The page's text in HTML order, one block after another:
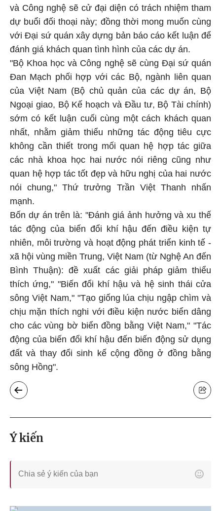
và Công nghệ sẽ cử đại diện có trách nhiệm tham
dự buổi đối thoại này; đồng thời mong muốn cùng
với Đại sứ quán xây dựng bản báo cáo kết luận để
đánh giá khách quan tình hình của các dự án.
"Bộ Khoa học và Công nghệ sẽ cùng Đại sứ quán
Đan Mạch phối hợp với các Bộ, ngành liên quan
của Việt Nam (Bộ chủ quản của các dự án, Bộ
Ngoại giao, Bộ Kế hoạch và Đầu tư, Bộ Tài chính)
sớm có kết luận cuối cùng một cách khách quan
nhất, nhằm giảm thiểu những tác động tiêu cực
không cần thiết trong mối quan hệ hợp tác giữa
các nhà khoa học hai nước nói riêng cũng như
quan hệ hợp tác tốt đẹp và hữu nghị của hai nước
nói chung," Thứ trưởng Trần Việt Thanh nhấn
mạnh.
Bốn dự án trên là: "Đánh giá ảnh hưởng và xu thế
tác động của biến đổi khí hậu đến điều kiện tự
nhiên, môi trường và hoạt động phát triển kinh tế -
xã hội vùng miền Trung, Việt Nam (từ Nghệ An đến
Bình Thuận): đề xuất các giải pháp giảm thiểu
thích ứng," "Biến đổi khí hậu và hệ sinh thái cửa
sông Việt Nam," "Tạo giống lúa chịu ngập chìm và
chịu mặn thích nghi với điều kiện nước biển dâng
cho các vùng bờ biển đồng bằng Việt Nam," "Tác
động của biến đổi khí hậu đến biến động sử dụng
đất và thay đổi sinh kế cộng đồng ở đồng bằng
sông Hồng".
Ý kiến